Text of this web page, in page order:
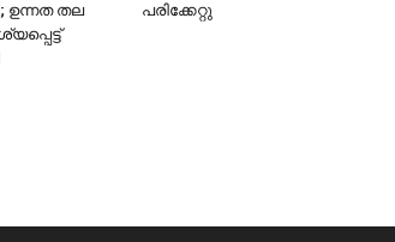
ഉന്നത തല
പരിക്കേറ്റു